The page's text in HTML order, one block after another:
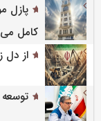
کامل
از دل